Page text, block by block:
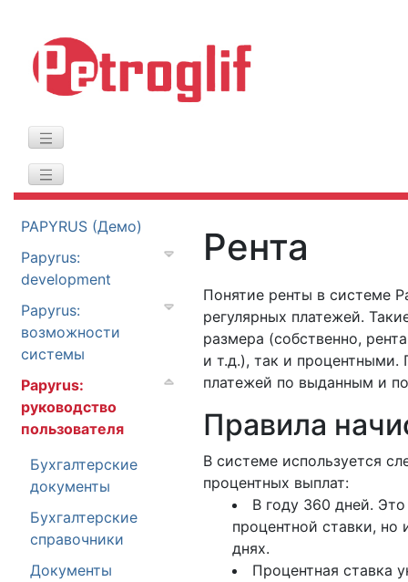
PAPYRUS (Демо)
Papyrus:
development
Papyrus:
возможности
системы
Papyrus:
руководство
пользователя
Бухгалтерские
документы
Бухгалтерские
справочники
Документы
Рента
Понятие ренты в системе
регулярных платежей.
размера (собственно,
и т.д.), так и процентными.
платежей по выданным и
Правила
В системе используется
процентных выплат:
В году 360 дней.
процентной ставки, но
днях.
Процентная ставка